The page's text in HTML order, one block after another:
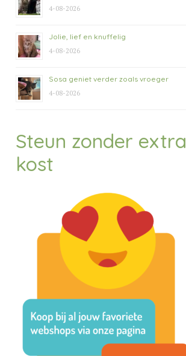
4-08-2026
Jolie, lief en knuffelig
4-08-2026
Sosa geniet verder zoals vroeger
4-08-2026
Steun zonder extra
kost